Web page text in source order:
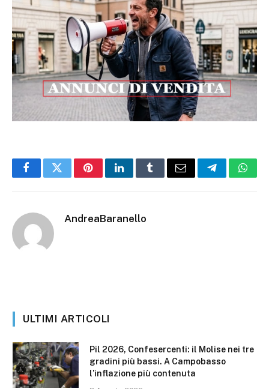
FacebookTwitterPinterestLinkedInTumblrEmail Telegram
AndreaBaranello
ULTIMI ARTICOLI
Pil 2026, Confesercenti: il Molise nei tre
gradini più bassi. A Campobasso
l’inflazione più contenuta